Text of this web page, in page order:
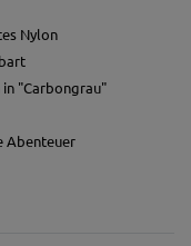
Nylon
in "Carbongrau"
Abenteuer